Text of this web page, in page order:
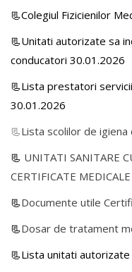
📃Colegiul Fizicienilor
📃Unitati autorizate sa
conducatori 30.01.2026
📃Lista prestatori
30.01.2026
📃Lista scolilor de
📃 UNITATI SANITARE
CERTIFICATE
📃Documente utile
📃Dosar de tratament
📃Lista unitati